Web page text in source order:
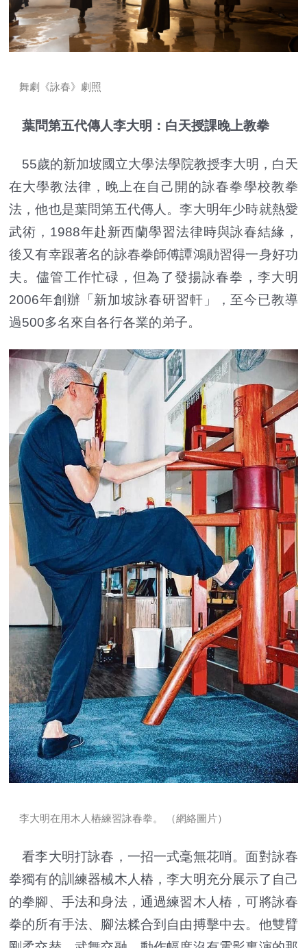
舞劇《詠春》劇照
葉問第五代傳人李大明：白天授課晚上教拳
55歲的新加坡國立大學法學院教授李大明，白天
在大學教法律，晚上在自己開的詠春拳學校教拳
法，他也是葉問第五代傳人。李大明年少時就熱愛
武術，1988年赴新西蘭學習法律時與詠春結緣，
後又有幸跟著名的詠春拳師傅譚鴻勛習得一身好功
夫。儘管工作忙碌，但為了發揚詠春拳，李大明
2006年創辦「新加坡詠春研習軒」，至今已教導
過500多名來自各行各業的弟子。
李大明在用木人樁練習詠春拳。 （網絡圖片）
看李大明打詠春，一招一式毫無花哨。面對詠春
拳獨有的訓練器械木人樁，李大明充分展示了自己
的拳腳、手法和身法，通過練習木人樁，可將詠春
拳的所有手法、腳法糅合到自由搏擊中去。他雙臂